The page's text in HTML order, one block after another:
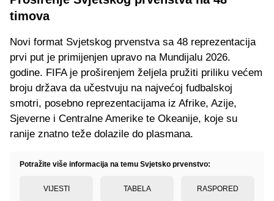
timova
Novi format Svjetskog prvenstva sa 48 reprezentacija
prvi put je primijenjen upravo na Mundijalu 2026.
godine. FIFA je proširenjem željela pružiti priliku većem
broju država da učestvuju na najvećoj fudbalskoj
smotri, posebno reprezentacijama iz Afrike, Azije,
Sjeverne i Centralne Amerike te Okeanije, koje su
ranije znatno teže dolazile do plasmana.
Potražite više informacija na temu Svjetsko prvenstvo:
VIJESTI TABELA RASPORED